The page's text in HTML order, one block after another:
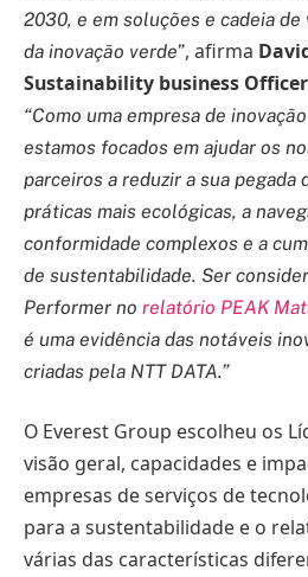
2030, e em soluções e cadeia
da inovação verde”, afirma
Sustainability business Officer
“Como uma empresa de
estamos focados em ajudar os
parceiros a reduzir a sua pegada
práticas mais ecológicas, a
conformidade complexos e a
de sustentabilidade. Ser
Performer no relatório PEAK
é uma evidência das notáveis
criadas pela NTT DATA.”
O Everest Group escolheu os
visão geral, capacidades e
empresas de serviços de
para a sustentabilidade e o
várias das características